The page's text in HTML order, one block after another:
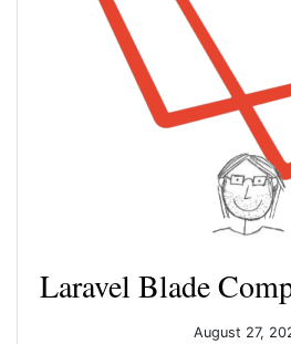
Laravel Blade
August 27,